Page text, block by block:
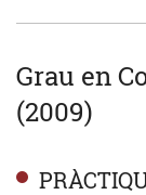
Grau en
(2009)